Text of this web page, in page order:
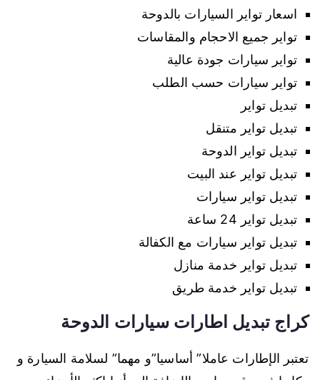
اسعار تواير السيارات بالدوحة
تواير جميع الاحجام والمقاسات
تواير سيارات جودة عالية
تواير سيارات حسب الطلب
تبديل تواير
تبديل تواير متنقل
تبديل تواير الدوحة
تبديل تواير عند البيت
تبديل تواير سيارات
تبديل تواير 24 ساعة
تبديل تواير سيارات مع الكفالة
تبديل تواير خدمة منازل
تبديل تواير خدمة طريق
كراج تبديل اطارات سيارات الدوحة
تعتبر الإطارات عاملا” أساسيا”و مهما” لسلامة السيارة و